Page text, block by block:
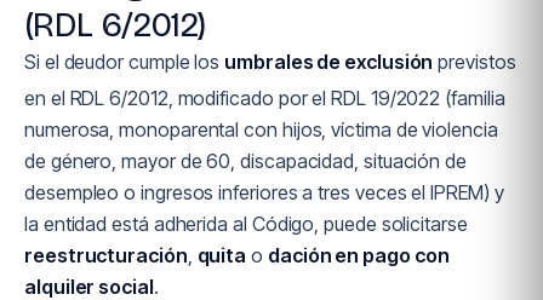
(RDL 6/2012)
Si el deudor cumple los umbrales de exclusión previstos
en el RDL 6/2012, modificado por el RDL 19/2022 (familia
numerosa, monoparental con hijos, víctima de violencia
de género, mayor de 60, discapacidad, situación de
desempleo o ingresos inferiores a tres veces el IPREM) y
la entidad está adherida al Código, puede solicitarse
reestructuración, quita o dación en pago con
alquiler social.